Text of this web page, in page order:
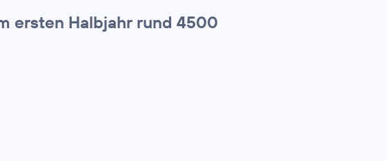
ersten Halbjahr rund 4500